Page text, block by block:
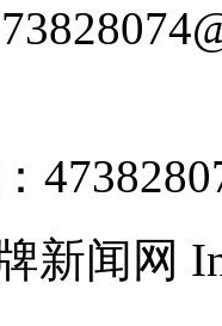
新闻网